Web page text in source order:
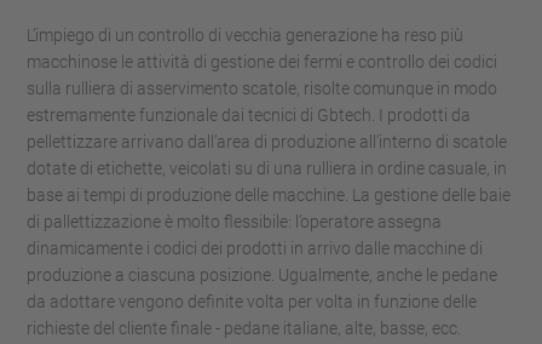
L’impiego di un controllo di vecchia generazione ha reso più
macchinose le attività di gestione dei fermi e controllo dei codici
sulla rulliera di asservimento scatole, risolte comunque in modo
estremamente funzionale dai tecnici di Gbtech. I prodotti da
pellettizzare arrivano dall’area di produzione all’interno di scatole
dotate di etichette, veicolati su di una rulliera in ordine casuale, in
base ai tempi di produzione delle macchine. La gestione delle baie
di pallettizzazione è molto flessibile: l’operatore assegna
dinamicamente i codici dei prodotti in arrivo dalle macchine di
produzione a ciascuna posizione. Ugualmente, anche le pedane
da adottare vengono definite volta per volta in funzione delle
richieste del cliente finale - pedane italiane, alte, basse, ecc.